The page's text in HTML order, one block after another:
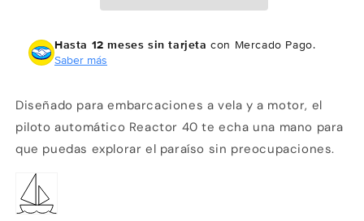
y
con
posibilidad
integración
con
existentes
con
integración
con
existentes
Hasta 12 meses sin tarjeta con Mercado Pago.
Saber más
Diseñado para embarcaciones a vela y a motor, el
piloto automático Reactor 40 te echa una mano para
que puedas explorar el paraíso sin preocupaciones.